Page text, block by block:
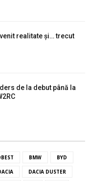
realitate și… trecut
de la debut până la
BMW BYD
DACIA DUSTER